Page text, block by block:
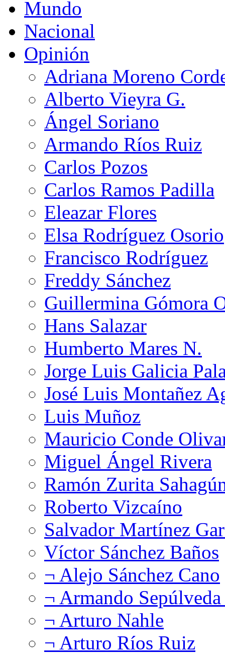
Mundo
Nacional
Opinión
Adriana Moreno
Alberto Vieyra G.
Ángel Soriano
Armando Ríos Ruiz
Carlos Pozos
Carlos Ramos Padilla
Eleazar Flores
Elsa Rodríguez Osorio
Francisco Rodríguez
Freddy Sánchez
Guillermina Gómora
Hans Salazar
Humberto Mares N.
Jorge Luis Galicia
José Luis Montañez
Luis Muñoz
Mauricio Conde
Miguel Ángel Rivera
Ramón Zurita
Roberto Vizcaíno
Salvador Martínez
Víctor Sánchez Baños
¬ Alejo Sánchez Cano
¬ Armando
¬ Arturo Nahle
¬ Arturo Ríos Ruiz